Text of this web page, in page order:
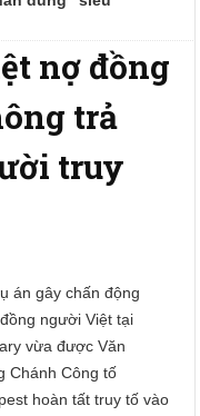
nợ đồng
trả
truy
án gây chấn động
người Việt tại
vừa được Văn
Chánh Công tố
hoàn tất truy tố vào